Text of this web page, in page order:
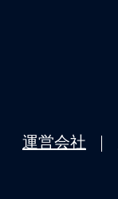
運営会社